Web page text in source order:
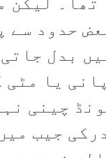
حدود سے
بدل
یا مٹی
چینی
جیب